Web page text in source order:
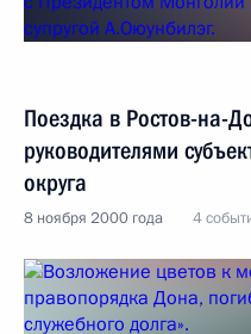
Поездка в Ростов-на-
руководителями
округа
8 ноября 2000 года 4